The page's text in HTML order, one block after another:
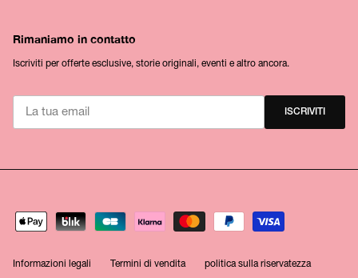
Rimaniamo in contatto
Iscriviti per offerte esclusive, storie originali, eventi e altro ancora.
ISCRIVITI
Informazioni legali Termini di vendita politica sulla riservatezza